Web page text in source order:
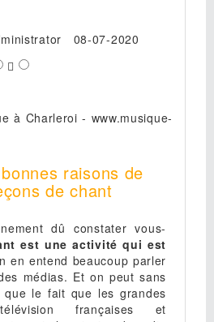
08-07-2020
raisons de
de chant
dû constater vous-
est une activité qui est
en entend beaucoup parler
médias. Et on peut sans
que le fait que les grandes
françaises et